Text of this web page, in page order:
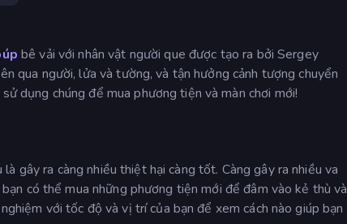
bê vải với nhân vật người que được tạo ra bởi Sergey
qua người, lửa và tường, và tận hưởng cảnh tượng chuyển
dụng chúng để mua phương tiện và màn chơi mới!
gây ra càng nhiều thiệt hại càng tốt. Càng gây ra nhiều va
có thể mua những phương tiện mới để đâm vào kẻ thù và
với tốc độ và vị trí của bạn để xem cách nào giúp bạn